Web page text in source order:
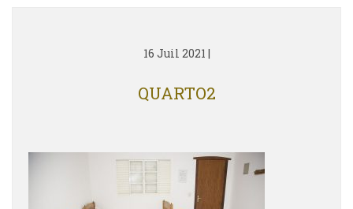
16 Juil 2021 |
QUARTO2